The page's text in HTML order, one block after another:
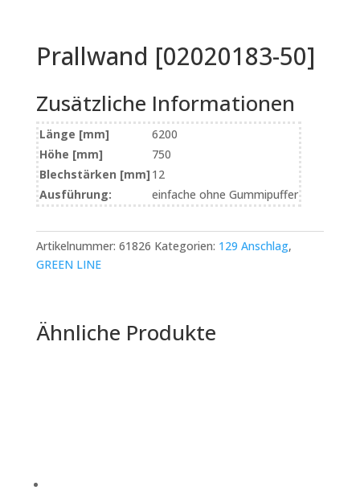
Prallwand [02020183-50]
Zusätzliche Informationen
Länge [mm]
6200
Höhe [mm]
750
Blechstärken [mm] 12
Ausführung:
einfache ohne Gummipuffer
Artikelnummer: 61826 Kategorien: 129 Anschlag,
GREEN LINE
Ähnliche Produkte